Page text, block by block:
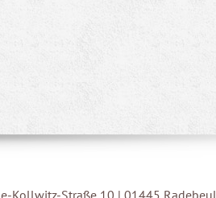
Kollwitz-Straße 10 | 01445 Radebeul